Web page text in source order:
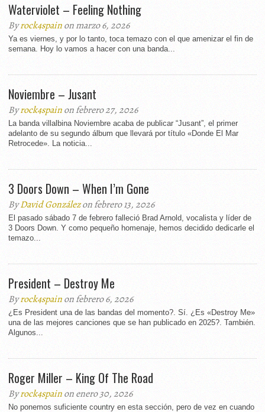
Waterviolet – Feeling Nothing
Byrock4spainon marzo 6, 2026
Ya es viernes, y por lo tanto, toca temazo con el que amenizar el fin de
semana. Hoy lo vamos a hacer con una banda...
Noviembre – Jusant
Byrock4spainon febrero 27, 2026
La banda villalbina Noviembre acaba de publicar “Jusant”, el primer
adelanto de su segundo álbum que llevará por título «Donde El Mar
Retrocede». La noticia...
3 Doors Down – When I’m Gone
ByDavid Gonzálezon febrero 13, 2026
El pasado sábado 7 de febrero falleció Brad Arnold, vocalista y líder de
3 Doors Down. Y como pequeño homenaje, hemos decidido dedicarle el
temazo...
President – Destroy Me
Byrock4spainon febrero 6, 2026
¿Es President una de las bandas del momento?. Sí. ¿Es «Destroy Me»
una de las mejores canciones que se han publicado en 2025?. También.
Algunos...
Roger Miller – King Of The Road
Byrock4spainon enero 30, 2026
No ponemos suficiente country en esta sección, pero de vez en cuando